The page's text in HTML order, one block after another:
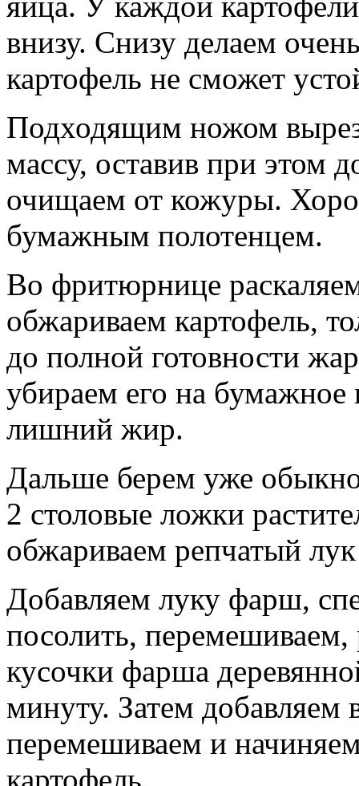
внизу. Снизу делаем
картофель не сможет
Подходящим ножом
массу, оставив при этом
очищаем от кожуры.
бумажным полотенцем.
Во фритюрнице
обжариваем картофель,
до полной готовности
убираем его на бумажное
лишний жир.
Дальше берем уже
2 столовые ложки
обжариваем репчатый
Добавляем луку фарш,
посолить,
кусочки фарша
минуту. Затем
перемешиваем и
картофель.